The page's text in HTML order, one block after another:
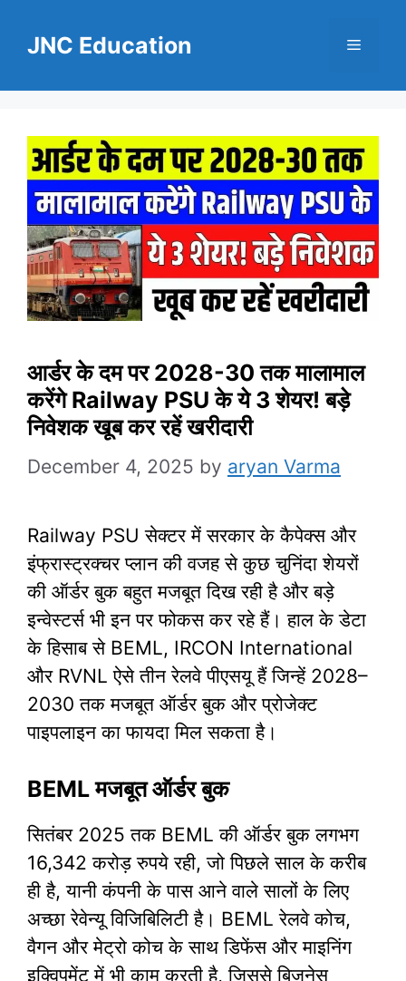
JNC Education Menu
आर्डर के दम पर 2028-30 तक मालामाल
करेंगे Railway PSU के ये 3 शेयर! बड़े
निवेशक खूब कर रहें खरीदारी
December 4, 2025 by aryan Varma
Railway PSU सेक्टर में सरकार के कैपेक्स और
इंफ्रास्ट्रक्चर प्लान की वजह से कुछ चुनिंदा शेयरों
की ऑर्डर बुक बहुत मजबूत दिख रही है और बड़े
इन्वेस्टर्स भी इन पर फोकस कर रहे हैं। हाल के डेटा
के हिसाब से BEML, IRCON International
और RVNL ऐसे तीन रेलवे पीएसयू हैं जिन्हें 2028–
2030 तक मजबूत ऑर्डर बुक और प्रोजेक्ट
पाइपलाइन का फायदा मिल सकता है।
BEML मजबूत ऑर्डर बुक
सितंबर 2025 तक BEML की ऑर्डर बुक लगभग
16,342 करोड़ रुपये रही, जो पिछले साल के करीब
ही है, यानी कंपनी के पास आने वाले सालों के लिए
अच्छा रेवेन्यू विजिबिलिटी है। BEML रेलवे कोच,
वैगन और मेट्रो कोच के साथ डिफेंस और माइनिंग
इक्विपमेंट में भी काम करती है, जिससे बिजनेस